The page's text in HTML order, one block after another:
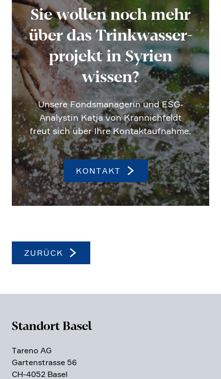
Sie wollen noch mehr
über das Trink­was­ser­
pro­jekt in Syrien
wissen?
Unsere Fonds­ma­na­gerin und ESG-
Analy­stin Katja von Krannich­feldt
freut sich über Ihre Kontakt­auf­nahme.
KONTAKT
ZURÜCK
Standort Basel
Tareno AG
Garten­strasse 56
CH-4052 Basel